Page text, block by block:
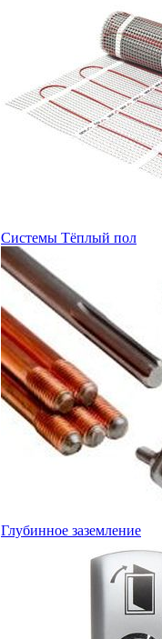
Системы Тёплый пол
Глубинное заземление